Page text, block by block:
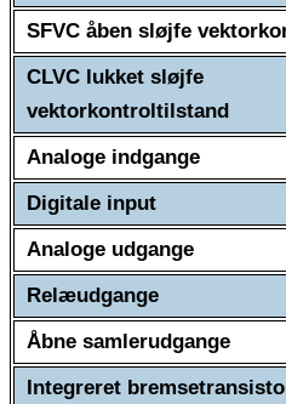
SFVC åben sløjfe
CLVC lukket sløjfe
vektorkontroltilstand
Analoge indgange
Digitale input
Analoge udgange
Relæudgange
Åbne samlerudgange
Integreret